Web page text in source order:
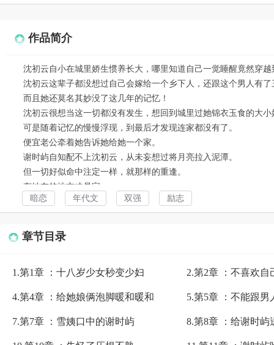
作品简介
沈初云自小在城里娇生惯养长大，哪里知道自己一觉睡醒竟然穿越
沈初云这辈子都没想过自己会嫁给一个乡下人，还跟这个男人有了
而且她还莫名其妙没了这几年的记忆！
沈初云很想当这一切都没有发生，想回到城里过她锦衣玉食的大小
可是随着记忆的慢慢浮现，到最后才发现连家都没有了。
便宜老公牵着她告诉她给她一个家。
谢时屿自知配不上沈初云，从未妄想过将月亮拉入泥潭。
但一切好似命中注定一样，就那样的重逢。
有她在的地方才是家。
暗恋
年代文 双强 励志
章节目录
1.第1章 ：十八岁少女秒变少妇 2.第2章 ：不喜欢自
4.第4章 ：给她娘俩泡脚暖和暖和 5.第5章 ：不能跟男
7.第7章 ：雪姨口中的谢时屿 8.第8章 ：给谢时屿